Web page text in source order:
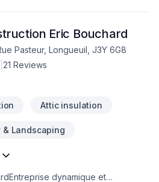
Eric Bouchard
Pasteur, Longueuil, J3Y 6G8
21 Reviews
Attic insulation
& Landscaping
dynamique et